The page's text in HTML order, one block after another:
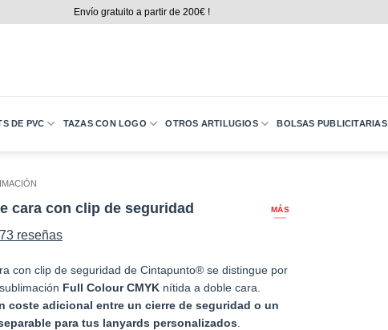
Envío gratuito a partir de 200€ !
DE PVC TAZAS CON LOGO OTROS ARTILUGIOS BOLSAS PUBLICITARIAS
cara con clip de seguridad
73 reseñas
MÁS
con clip de seguridad de Cintapunto® se distingue por
Full Colour CMYK nítida a doble cara.
coste adicional entre un cierre de seguridad o un
para tus lanyards personalizados